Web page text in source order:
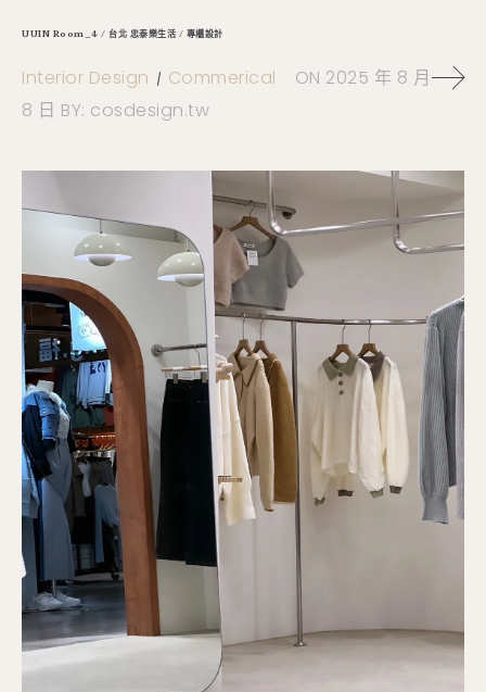
UUIN Room_4 / 台北 忠泰樂生活 / 專櫃設計
Interior Design Commerical ON 2025 年 8 月
8 日 BY: cosdesign.tw